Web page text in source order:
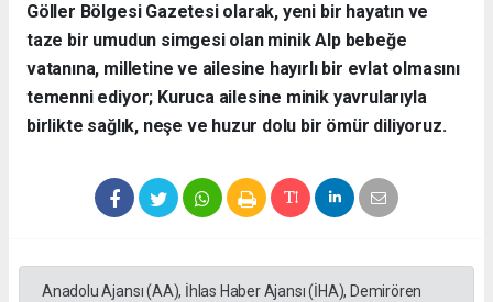
​Göller Bölgesi Gazetesi olarak, yeni bir hayatın ve
taze bir umudun simgesi olan minik Alp bebeğe
vatanına, milletine ve ailesine hayırlı bir evlat olmasını
temenni ediyor; Kuruca ailesine minik yavrularıyla
birlikte sağlık, neşe ve huzur dolu bir ömür diliyoruz.
Anadolu Ajansı (AA), İhlas Haber Ajansı (İHA), Demirören